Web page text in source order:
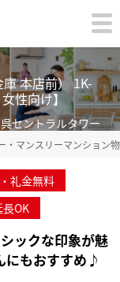
本店前） 1K-
性向け】
セントラルタワー
・マンスリーマンション
礼金無料
長OK
ックな印象が魅
にもおすすめ♪